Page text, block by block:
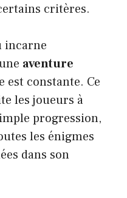
critères.
incarne
aventure
est constante. Ce
les joueurs à
progression,
les énigmes
dans son